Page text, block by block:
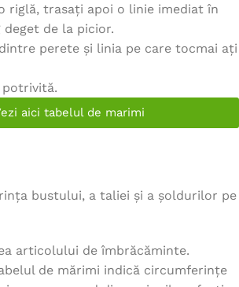
riglă, trasați apoi o linie imediat în
de la picior.
perete și linia pe care tocmai ați
potrivită.
aici tabelul de marimi
bustului, a taliei și a șoldurilor pe
articolului de îmbrăcăminte.
de mărimi indică circumferințe